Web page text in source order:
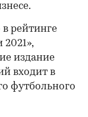
в рейтинге
издание
входит в
футбольного